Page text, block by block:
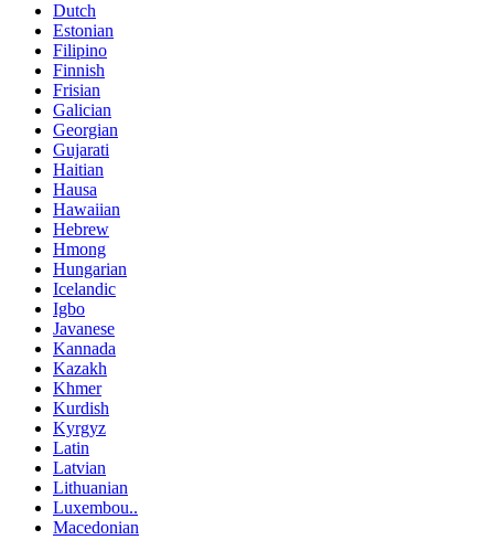
Dutch
Estonian
Filipino
Finnish
Frisian
Galician
Georgian
Gujarati
Haitian
Hausa
Hawaiian
Hebrew
Hmong
Hungarian
Icelandic
Igbo
Javanese
Kannada
Kazakh
Khmer
Kurdish
Kyrgyz
Latin
Latvian
Lithuanian
Luxembou..
Macedonian